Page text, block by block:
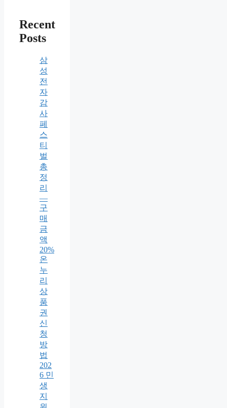
Recent
Posts
삼
성
전
자
감
사
페
스
티
벌
총
정
리
—
구
매
금
액
20%
온
누
리
상
품
권
신
청
방
법
202
6 민
생
지